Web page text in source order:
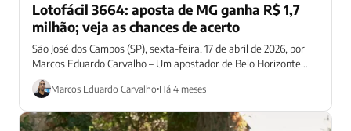
Lotofácil 3664: aposta de MG ganha R$ 1,7
milhão; veja as chances de acerto
São José dos Campos (SP), sexta-feira, 17 de abril de 2026, por
Marcos Eduardo Carvalho – Um apostador de Belo Horizonte
(MG)...
Marcos Eduardo Carvalho Há 4 meses